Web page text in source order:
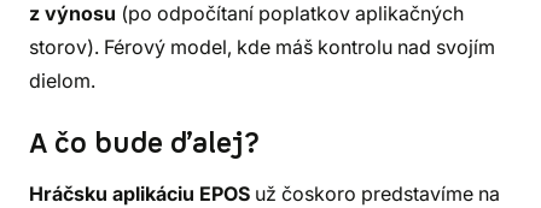
z výnosu (po odpočítaní poplatkov aplikačných
storov). Férový model, kde máš kontrolu nad svojím
dielom.
A čo bude ďalej?
Hráčsku aplikáciu EPOS už čoskoro predstavíme na